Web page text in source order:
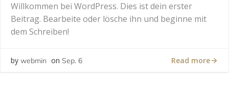
Willkommen bei WordPress. Dies ist dein erster
Beitrag. Bearbeite oder lösche ihn und beginne mit
dem Schreiben!
by webmin on Sep. 6 Read more